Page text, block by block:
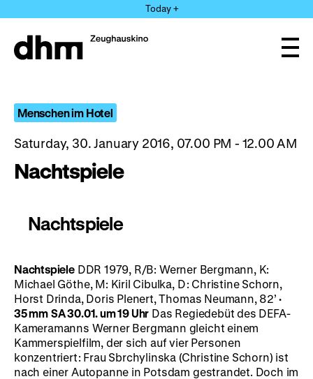
directly
the
Today +
Menschen im Hotel
Saturday, 30. January 2016, 07.00 PM - 12.00 AM
Nachtspiele
Nachtspiele
NachtspieleDDR 1979, R/B: Werner Bergmann, K:
Michael Göthe, M: Kiril Cibulka, D: Christine Schorn,
Horst Drinda, Doris Plenert, Thomas Neumann, 82’ ·
35 mm SA 30.01. um 19 Uhr Das Regiedebüt des DEFA-
Kameramanns Werner Bergmann gleicht einem
Kammerspielfilm, der sich auf vier Personen
konzentriert: Frau Sbrchylinska (Christine Schorn) ist
nach einer Autopanne in Potsdam gestrandet. Doch im